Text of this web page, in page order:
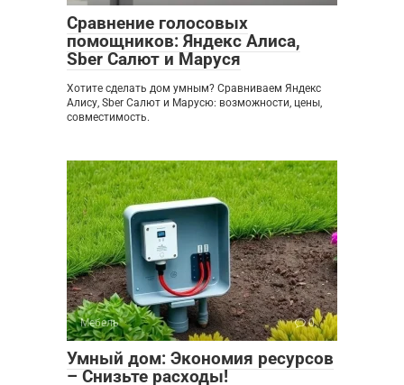
Сравнение голосовых
помощников: Яндекс Алиса,
Sber Салют и Маруся
Хотите сделать дом умным? Сравниваем Яндекс
Алису, Sber Салют и Марусю: возможности, цены,
совместимость.
Мебель 0
Умный дом: Экономия ресурсов
– Снизьте расходы!